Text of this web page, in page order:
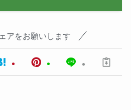
アをお願いします